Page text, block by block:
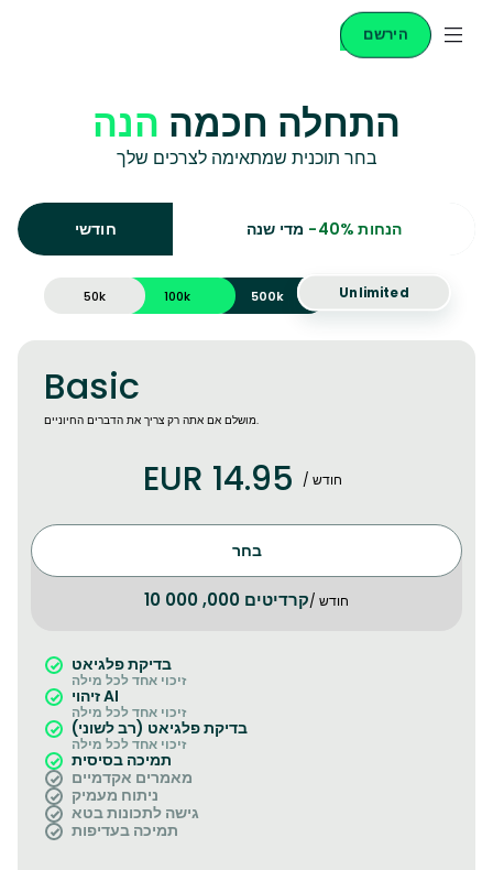
הירשם
התחלה חכמה הנה
בחר תוכנית שמתאימה לצרכים שלך
חודשי מדי שנה -40% הנחות
50k 100k 500k Unlimited
Basic
מושלם אם אתה רק צריך את הדברים החיוניים.
EUR 14.95 / חודש
בחר
10 000 ,000 קרדיטים / חודש
בדיקת פלגיאט
זיכוי אחד לכל מילה
זיהוי AI
זיכוי אחד לכל מילה
בדיקת פלגיאט (רב לשוני)
זיכוי אחד לכל מילה
תמיכה בסיסית
מאמרים אקדמיים
ניתוח מעמיק
גישה לתכונות בטא
תמיכה בעדיפות